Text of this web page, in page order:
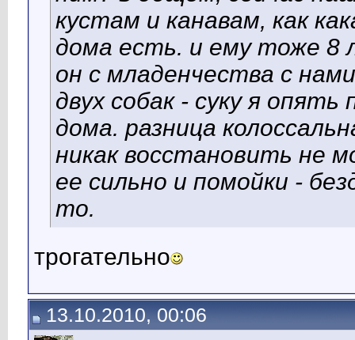
кустам и канавам, как
дома есть. и ему тоже 8
он с младенчества с
двух собак - суку я
дома. разница
никак восстановить не
ее сильно и помойки -
то.
трогательно
13.10.2010, 00:06